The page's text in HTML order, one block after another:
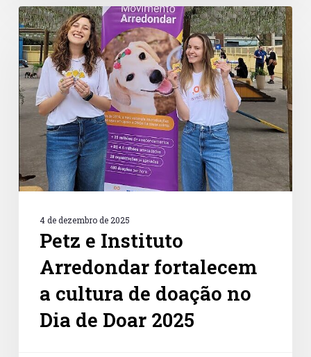
Petz
e
Instituto
Arredondar
fortalecem
a
cultura
de
doação
Dia
de
4 de dezembro de 2025
Petz e Instituto
Arredondar fortalecem
a cultura de doação no
Dia de Doar 2025